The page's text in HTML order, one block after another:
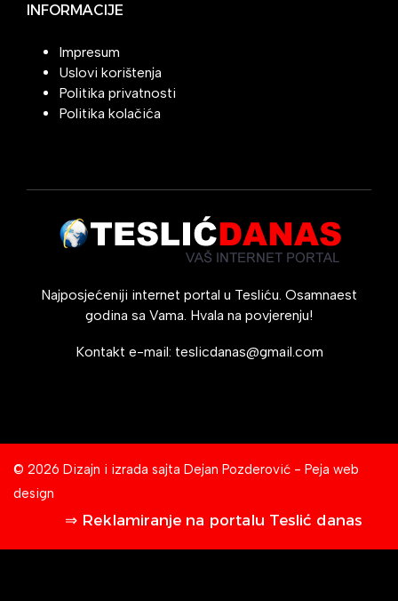
INFORMACIJE
Impresum
Uslovi korištenja
Politika privatnosti
Politika kolačića
Najposjećeniji internet portal u Tesliću. Osamnaest
godina sa Vama. Hvala na povjerenju!
Kontakt e-mail: teslicdanas@gmail.com
© 2026 Dizajn i izrada sajta Dejan Pozderović - Peja web
design
⇒ Reklamiranje na portalu Teslić danas